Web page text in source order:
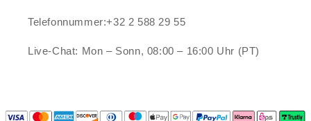
Telefonnummer:+32 2 588 29 55
Live-Chat: Mon – Sonn, 08:00 – 16:00 Uhr (PT)